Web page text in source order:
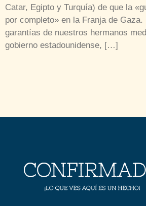
Catar, Egipto y Turquía) de que la
por completo» en la Franja de
garantías de nuestros hermanos
gobierno estadounidense, […]